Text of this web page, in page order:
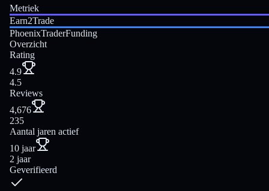
Metriek
Earn2Trade
PhoenixTraderFunding
Overzicht
Rating
4.9
4.5
Reviews
4,676
235
Aantal jaren actief
10 jaar
2 jaar
Geverifieerd